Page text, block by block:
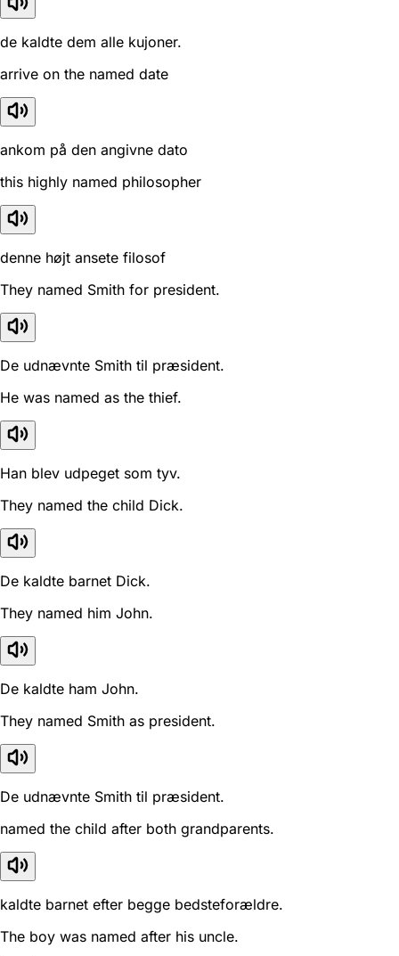
de kaldte dem alle kujoner.
arrive on the named date
ankom på den angivne dato
this highly named philosopher
denne højt ansete filosof
They named Smith for president.
De udnævnte Smith til præsident.
He was named as the thief.
Han blev udpeget som tyv.
They named the child Dick.
De kaldte barnet Dick.
They named him John.
De kaldte ham John.
They named Smith as president.
De udnævnte Smith til præsident.
named the child after both grandparents.
kaldte barnet efter begge bedsteforældre.
The boy was named after his uncle.